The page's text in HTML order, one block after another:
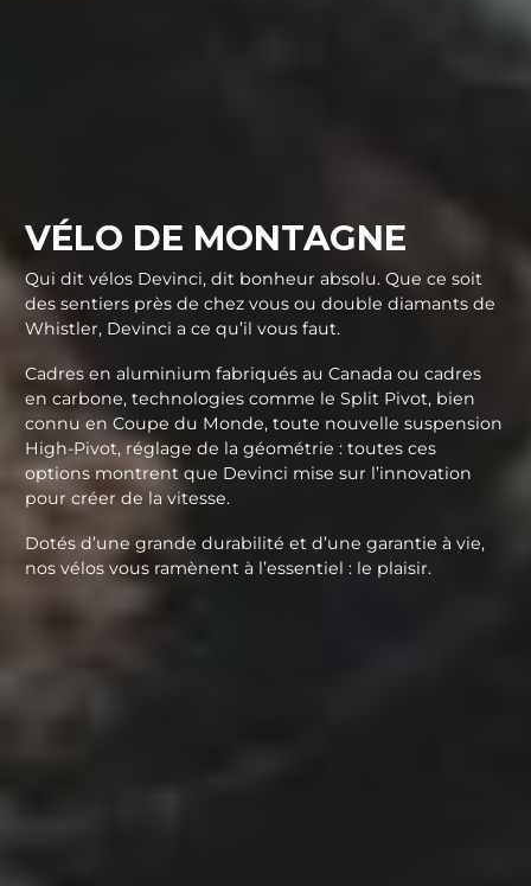
VÉLO DE MONTAGNE
Qui dit vélos Devinci, dit bonheur absolu. Que ce soit
des sentiers près de chez vous ou double diamants de
Whistler, Devinci a ce qu’il vous faut.
Cadres en aluminium fabriqués au Canada ou cadres
en carbone, technologies comme le Split Pivot, bien
connu en Coupe du Monde, toute nouvelle suspension
High-Pivot, réglage de la géométrie : toutes ces
options montrent que Devinci mise sur l’innovation
pour créer de la vitesse.
Dotés d’une grande durabilité et d’une garantie à vie,
nos vélos vous ramènent à l’essentiel : le plaisir.